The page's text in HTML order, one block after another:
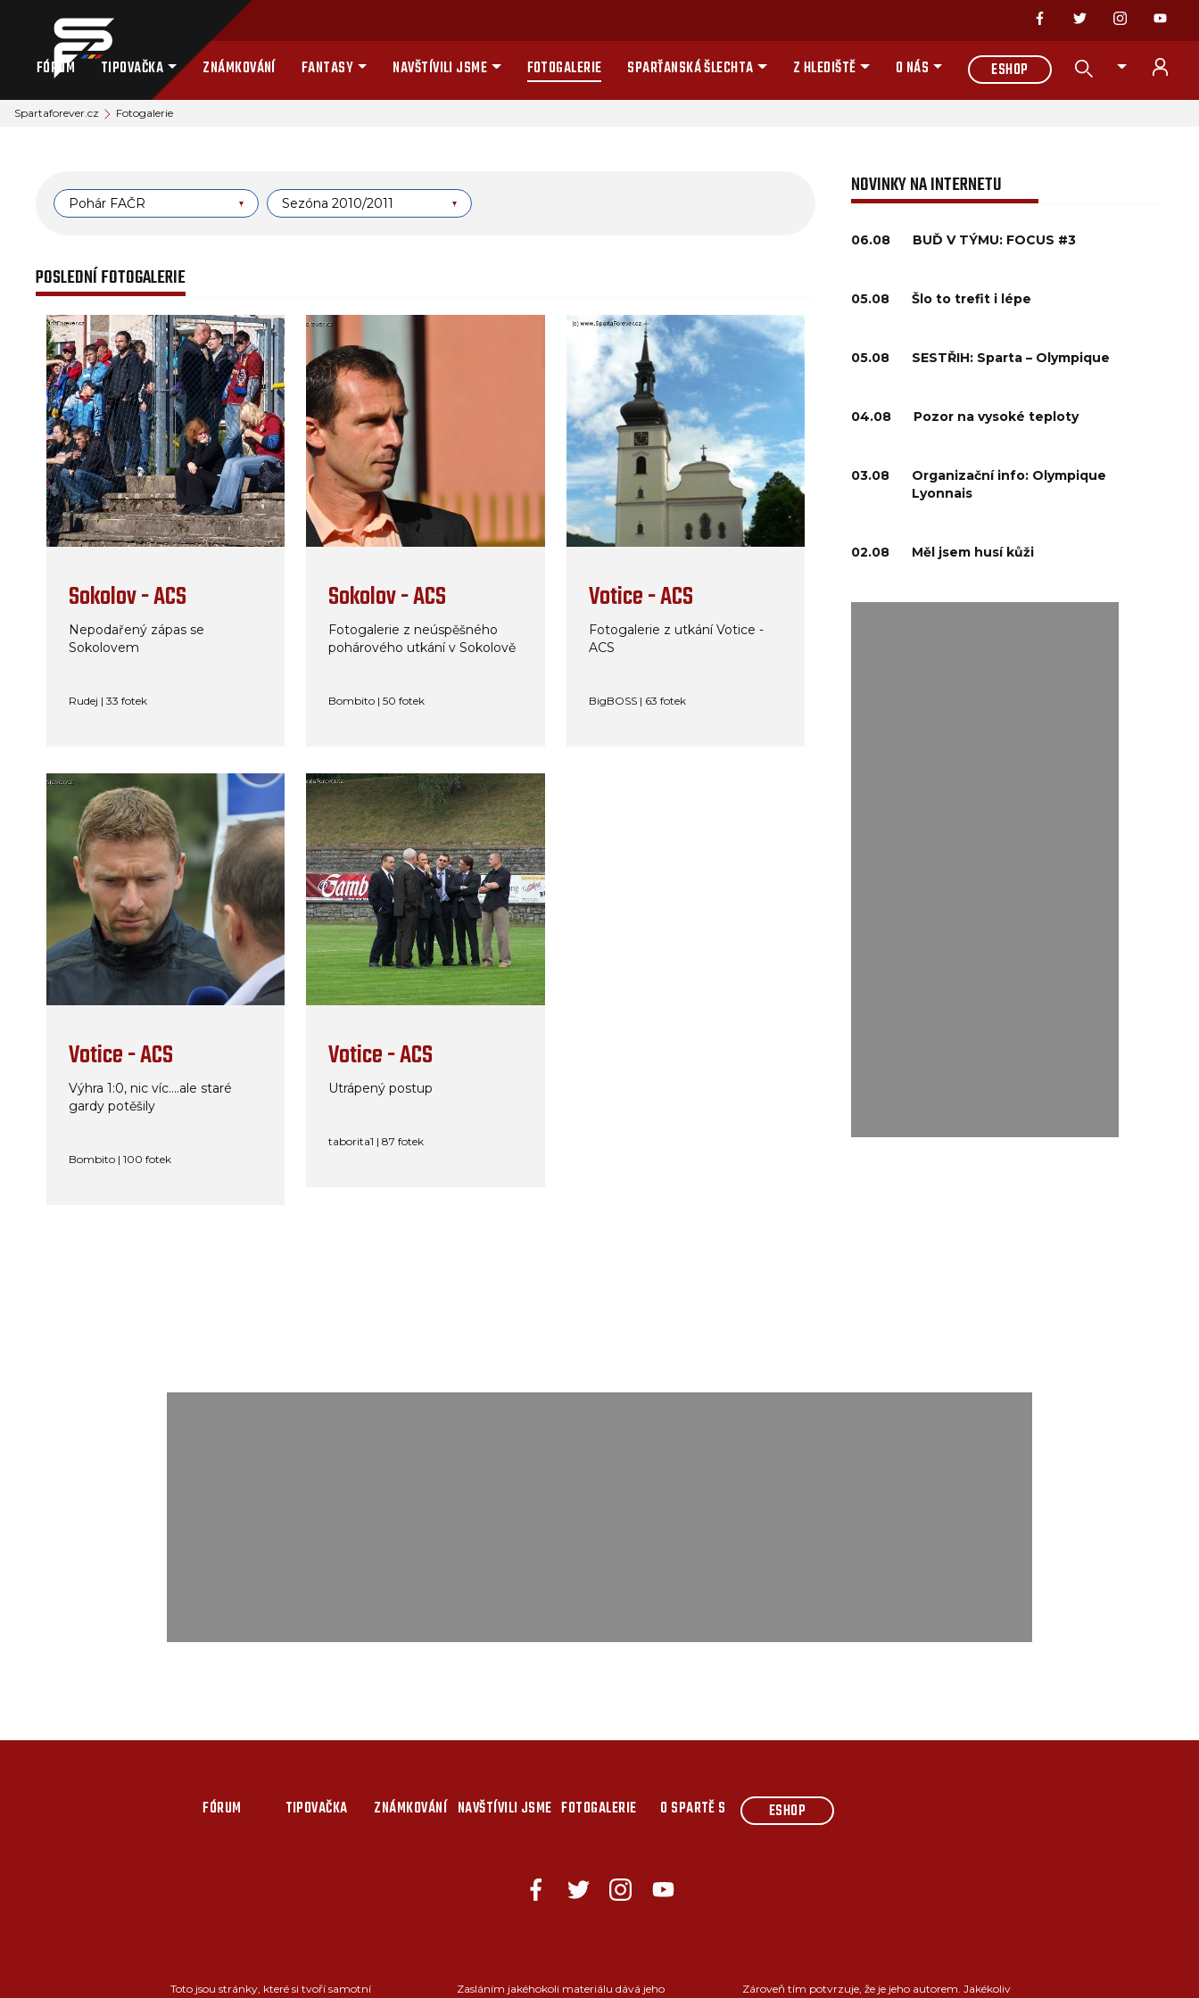
FÓRUM TIPOVAČKA ZNÁMKOVÁNÍ FANTASY NAVŠTÍVILI JSME FOTOGALERIE SPARŤANSKÁ ŠLECHTA Z HLEDIŠTĚ O NÁS ESHOP
Spartaforever.cz Fotogalerie
Pohár FAČR Sezóna 2010/2011
POSLEDNÍ FOTOGALERIE
Sokolov - ACS
Nepodařený zápas se
Sokolovem
Rudej | 33 fotek
Sokolov - ACS
Fotogalerie z neúspěšného
pohárového utkání v Sokolově
Bombito | 50 fotek
Votice - ACS
Fotogalerie z utkání Votice -
ACS
BigBOSS | 63 fotek
Votice - ACS
Výhra 1:0, nic víc....ale staré
gardy potěšily
Bombito | 100 fotek
Votice - ACS
Utrápený postup
taborita1 | 87 fotek
NOVINKY NA INTERNETU
06.08 BUĎ V TÝMU: FOCUS #3
05.08 Šlo to trefit i lépe
05.08 SESTŘIH: Sparta – Olympique
04.08 Pozor na vysoké teploty
03.08
Organizační info: Olympique
Lyonnais
02.08 Měl jsem husí kůži
FÓRUM TIPOVAČKA ZNÁMKOVÁNÍ NAVŠTÍVILI JSME FOTOGALERIE O SPARTĚ S ESHOP
Toto jsou stránky, které si tvoří samotní
Zasláním jakéhokoli materiálu dává jeho
Zároveň tím potvrzuje, že je jeho autorem. Jakékoliv